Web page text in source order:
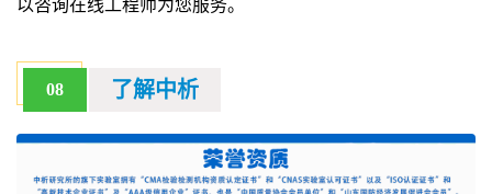
以咨询在线工程师为您服务。
08 了解中析